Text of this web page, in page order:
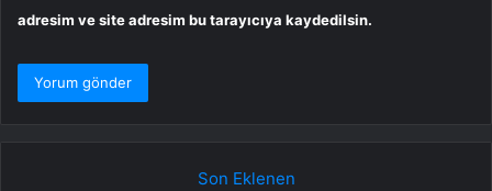
adresim ve site adresim bu tarayıcıya kaydedilsin.
Son Eklenen